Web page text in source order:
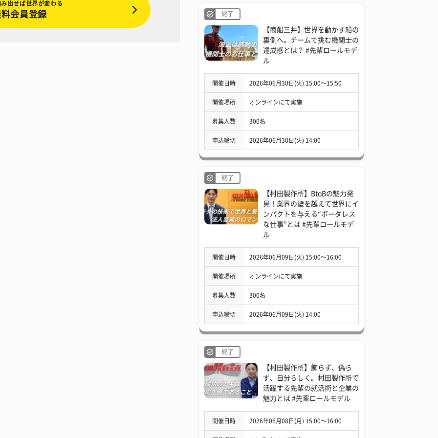
出せば世界が変わる
会員登録 終了
【商船三井】世界を動かす船の
裏側へ。チームで挑む機関士の
達成感とは？ #先輩ロールモデ
ル
開催日時 2026年06月30日(火) 15:00〜15:50
開催場所 オンラインにて実施
募集人数 300名
申込締切 2026年06月30日(火) 14:00
終了
【村田製作所】BtoBの魅力発
見！業界の壁を越えて世界にイ
ンパクトを与える“ボーダレス
な仕事”とは #先輩ロールモデ
ル
開催日時 2026年06月09日(火) 15:00〜16:00
開催場所 オンラインにて実施
募集人数 300名
申込締切 2026年06月09日(火) 14:00
終了
【村田製作所】飾らず、偽ら
ず、自分らしく。村田製作所で
活躍する先輩の就活術と企業の
魅力とは #先輩ロールモデル
開催日時 2026年06月08日(月) 15:00〜16:00